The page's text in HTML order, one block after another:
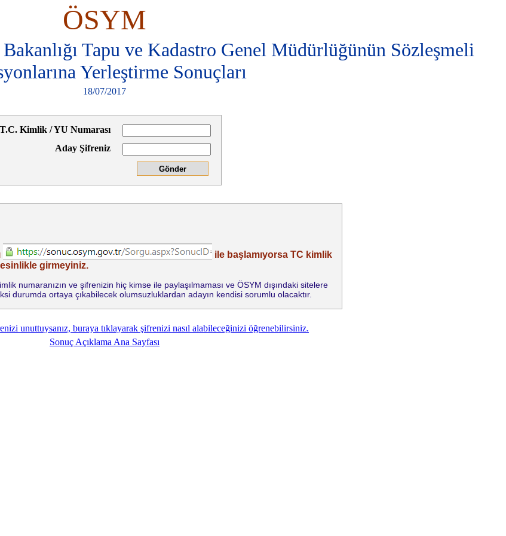
ÖSYM
Tapu ve Kadastro Genel Müdürlüğünün Sözleşmeli
Yerleştirme Sonuçları
18/07/2017
T.C. Kimlik / YU Numarası
Aday Şifreniz
ile başlamıyorsa TC kimlik
girmeyiniz.
numaranızın ve şifrenizin hiç kimse ile paylaşılmaması ve ÖSYM dışındaki sitelere
durumda ortaya çıkabilecek olumsuzluklardan adayın kendisi sorumlu olacaktır.
unuttuysanız, buraya tıklayarak şifrenizi nasıl alabileceğinizi öğrenebilirsiniz.
Sonuç Açıklama Ana Sayfası